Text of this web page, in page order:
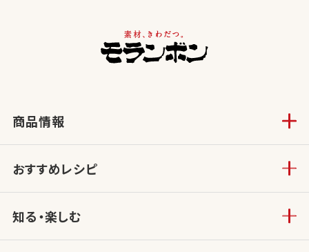
商品情報
おすすめレシピ
知る・楽しむ